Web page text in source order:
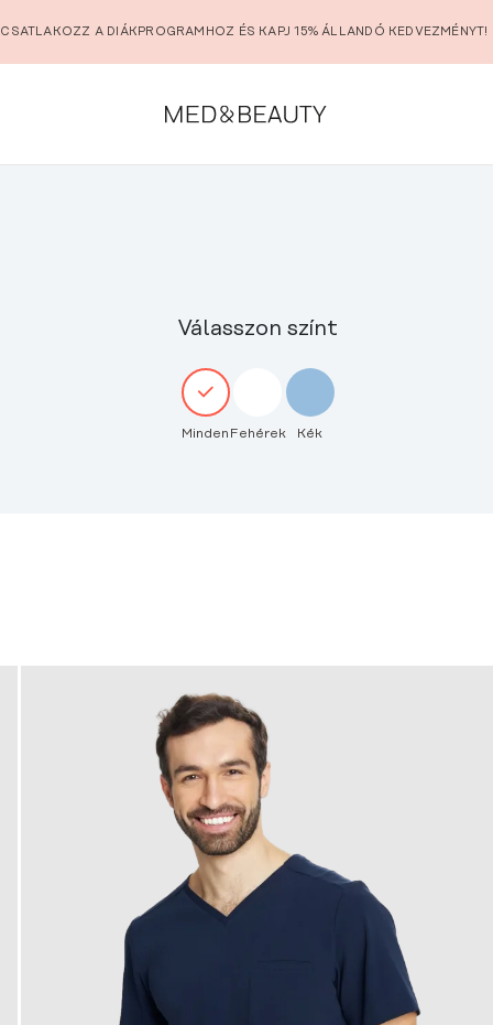
CSATLAKOZZ A DIÁKPROGRAMHOZ ÉS KAPJ 15% ÁLLANDÓ KEDVEZMÉNYT!
Válasszon színt
Minden Fehérek Kék